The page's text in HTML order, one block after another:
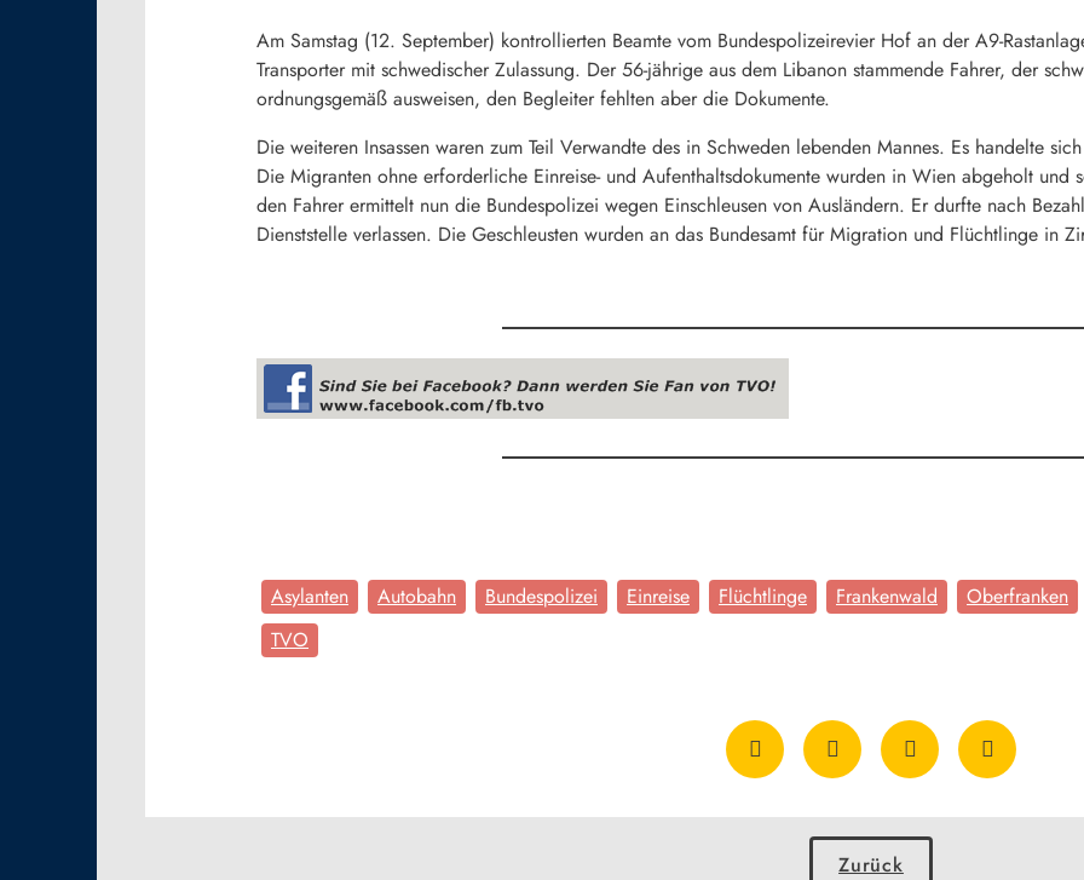
Am Samstag (12. September) kontrollierten Beamte vom Bundespolizeirevier Hof an der A9-
Transporter mit schwedischer Zulassung. Der 56-jährige aus dem Libanon stammende Fahrer, der
ordnungsgemäß ausweisen, den Begleiter fehlten aber die Dokumente.
Die weiteren Insassen waren zum Teil Verwandte des in Schweden lebenden Mannes. Es handelte
Die Migranten ohne erforderliche Einreise- und Aufenthaltsdokumente wurden in Wien abgeholt
den Fahrer ermittelt nun die Bundespolizei wegen Einschleusen von Ausländern. Er durfte nach
Dienststelle verlassen. Die Geschleusten wurden an das Bundesamt für Migration und Flüchtlinge in
Asylanten Autobahn Bundespolizei Einreise Flüchtlinge Frankenwald Oberfranken
TVO
Zurück